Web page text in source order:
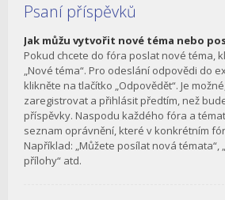
Psaní příspěvků
Jak můžu vytvořit nové téma nebo
Pokud chcete do fóra poslat nové téma,
„Nové téma“. Pro odeslání odpovědi do
klikněte na tlačítko „Odpovědět“. Je
zaregistrovat a přihlásit předtím, než
příspěvky. Naspodu každého fóra a
seznam oprávnění, které v konkrétním
Například: „Můžete posílat nová témata“,
přílohy“ atd.